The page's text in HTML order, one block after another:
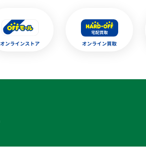
オンラインストア オンライン買取